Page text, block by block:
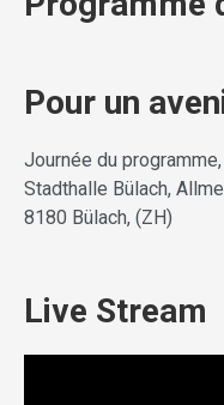
Pour un
Journée du
Stadthalle Bülach,
8180 Bülach, (ZH)
Live Stream